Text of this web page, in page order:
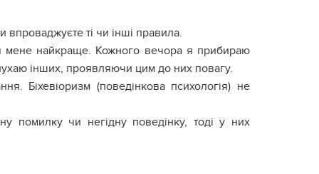
ті чи інші правила.
найкраще. Кожного вечора я прибираю
інших, проявляючи цим до них повагу.
Біхевіоризм (поведінкова психологія) не
помилку чи негідну поведінку, тоді у них